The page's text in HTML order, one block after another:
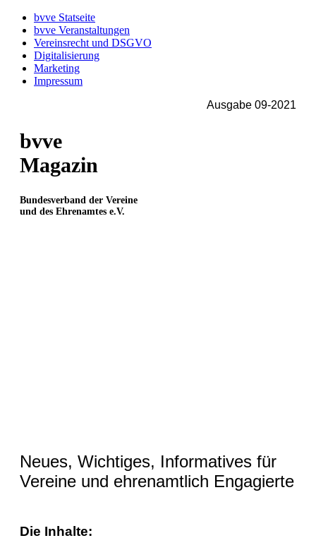
bvve Statseite
bvve Veranstaltungen
Vereinsrecht und DSGVO
Digitalisierung
Marketing
Impressum
Ausgabe 09-2021
bvve
Magazin
Bundesverband der Vereine
und des Ehrenamtes e.V.
Neues, Wichtiges, Informatives für
Vereine und ehrenamtlich Engagierte
Die Inhalte: